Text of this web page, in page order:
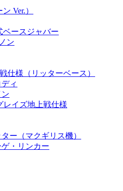
Ver.）
ベースジャバー
ン
仕様（リッターベース）
ィ
レイズ地上戦仕様
ー（マクギリス機）
・リンカー